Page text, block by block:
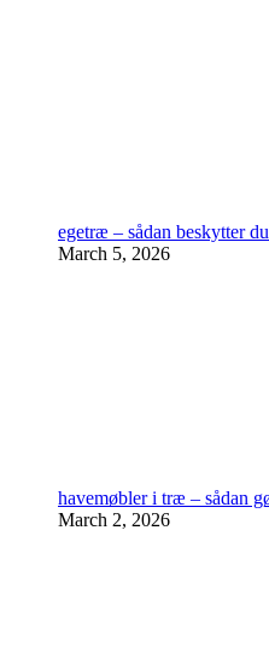
egetræ – sådan beskytter
March 5, 2026
havemøbler i træ – sådan
March 2, 2026